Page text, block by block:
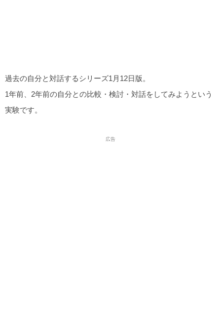
過去の自分と対話するシリーズ1月12日版。
1年前、2年前の自分との比較・検討・対話をしてみようという
実験です。
広告